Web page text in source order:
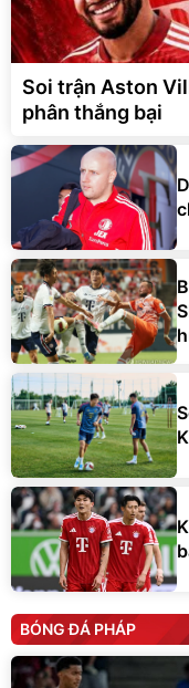
Soi trận Aston
phân thắng bại
BÓNG ĐÁ PHÁP